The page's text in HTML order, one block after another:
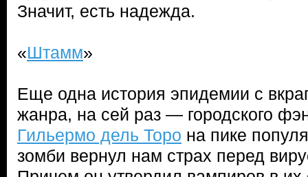
Значит, есть надежда.
«Штамм»
Еще одна история эпидемии с
жанра, на сей раз — городского
Гильермо дель Торо на пике
зомби вернул нам страх перед